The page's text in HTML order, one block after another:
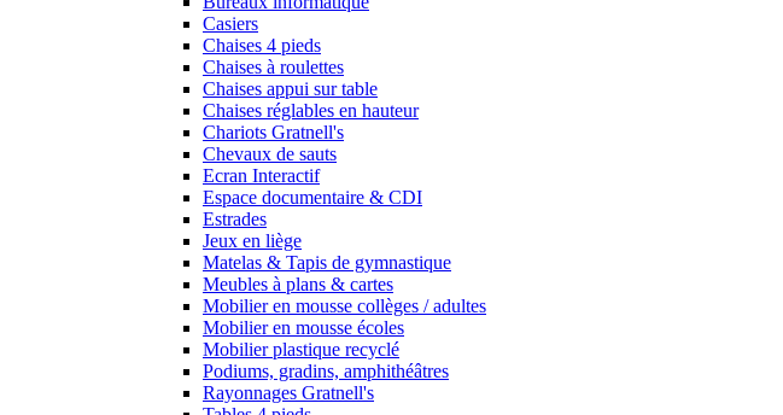
Casiers
Chaises 4 pieds
Chaises à roulettes
Chaises appui sur table
Chaises réglables en hauteur
Chariots Gratnell's
Chevaux de sauts
Ecran Interactif
Espace documentaire & CDI
Estrades
Jeux en liège
Matelas & Tapis de gymnastique
Meubles à plans & cartes
Mobilier en mousse collèges / adultes
Mobilier en mousse écoles
Mobilier plastique recyclé
Podiums, gradins, amphithéâtres
Rayonnages Gratnell's